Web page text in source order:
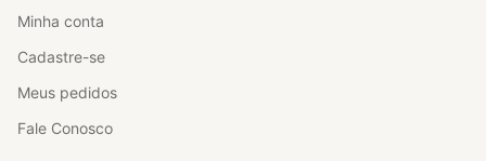
Minha conta
Cadastre-se
Meus pedidos
Fale Conosco